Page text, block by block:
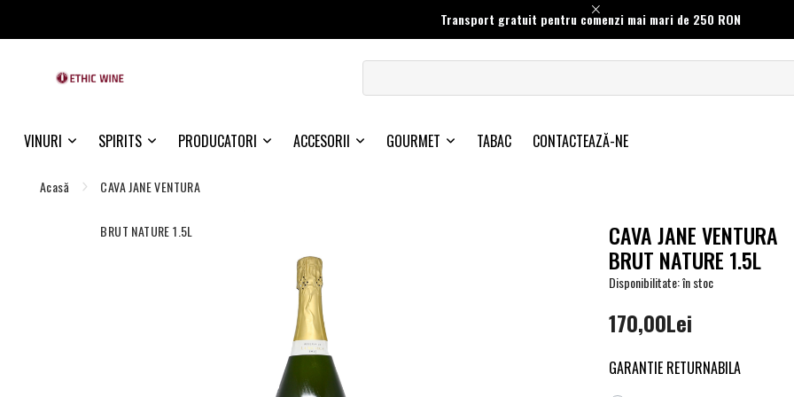
Transport gratuit pentru comenzi mai mari de 250 RON
VINURI SPIRITS PRODUCATORI ACCESORII GOURMET TABAC CONTACTEAZĂ-NE
Acasă CAVA JANE VENTURA
BRUT NATURE 1.5L CAVA JANE VENTURA
BRUT NATURE 1.5L
Disponibilitate: în stoc
170,00Lei
GARANTIE RETURNABILA